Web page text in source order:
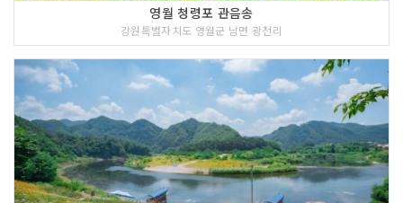
영월 청령포 관음송
강원특별자치도 영월군 남면 광천리